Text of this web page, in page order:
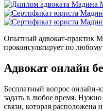
Опытный адвокат-практик
проконсультирует по
Адвокат онлайн
Бесплатный вопрос онлайн-
задать в любое время.
связи, которая расположена